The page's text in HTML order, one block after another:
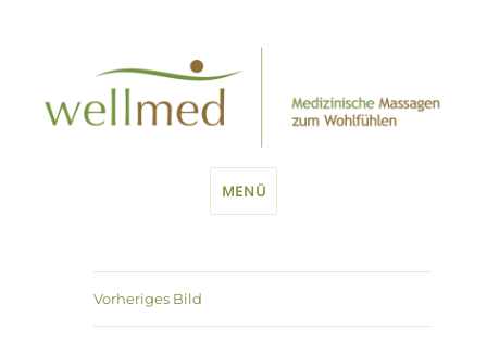
MENÜ
Vorheriges Bild